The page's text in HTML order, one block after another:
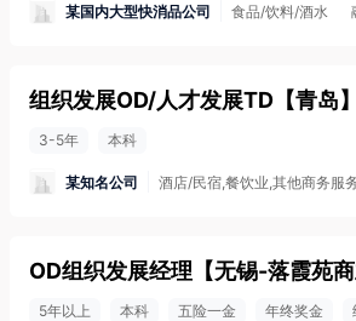
某国内大型快消品公司 食品/饮料/酒水
组织发展OD/人才发展TD 【青岛】
3-5年 本科
某知名公司 酒店/民宿,餐饮业,其他商务服
OD组织发展经理 【无锡-落霞苑
5年以上 本科 五险一金 年终奖金